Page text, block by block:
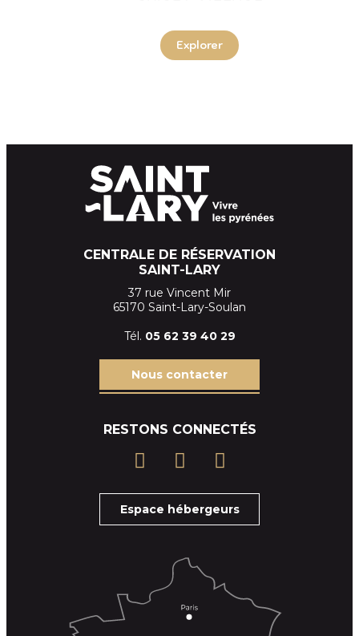
CENTRALE DE RÉSERVATION
SAINT-LARY
37 rue Vincent Mir
65170 Saint-Lary-Soulan
Tél. 05 62 39 40 29
Nous contacter
RESTONS CONNECTÉS
Espace hébergeurs